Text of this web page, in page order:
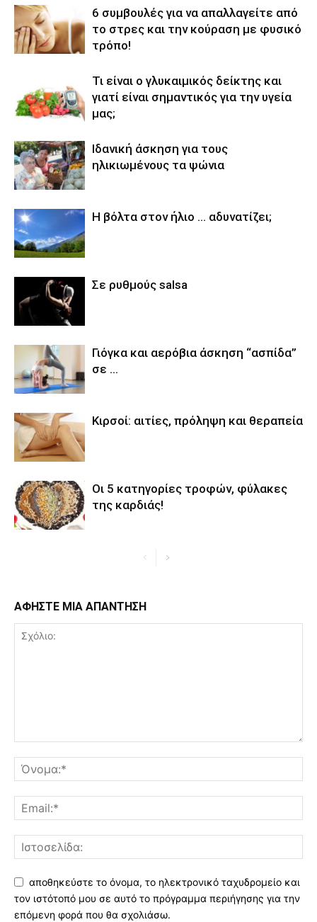
6 συμβουλές για να απαλλαγείτε από
το στρες και την κούραση με φυσικό
τρόπο!
Τι είναι ο γλυκαιμικός δείκτης και
γιατί είναι σημαντικός για την υγεία
μας;
Ιδανική άσκηση για τους
ηλικιωμένους τα ψώνια
Η βόλτα στον ήλιο … αδυνατίζει;
Σε ρυθμούς salsa
Γιόγκα και αερόβια άσκηση “ασπίδα”
σε …
Κιρσοί: αιτίες, πρόληψη και θεραπεία
Οι 5 κατηγορίες τροφών, φύλακες
της καρδιάς!
ΑΦΗΣΤΕ ΜΙΑ ΑΠΑΝΤΗΣΗ
αποθηκεύστε το όνομα, το ηλεκτρονικό ταχυδρομείο και
τον ιστότοπό μου σε αυτό το πρόγραμμα περιήγησης για την
επόμενη φορά που θα σχολιάσω.